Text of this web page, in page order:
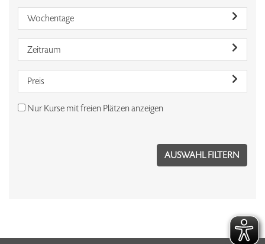
Wochentage
Zeitraum
Preis
Nur Kurse mit freien Plätzen anzeigen